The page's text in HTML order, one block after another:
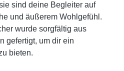
sind deine Begleiter auf
und äußerem Wohlgefühl.
wurde sorgfältig aus
gefertigt, um dir ein
bieten.